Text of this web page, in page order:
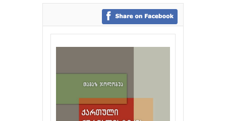
გამომცემლობები